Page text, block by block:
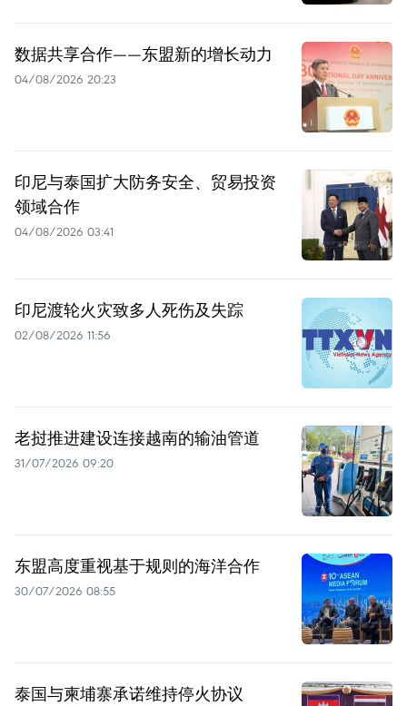
数据共享合作——东盟新的增长动力
04/08/2026 20:23
印尼与泰国扩大防务安全、贸易投资
领域合作
04/08/2026 03:41
印尼渡轮火灾致多人死伤及失踪
02/08/2026 11:56
老挝推进建设连接越南的输油管道
31/07/2026 09:20
东盟高度重视基于规则的海洋合作
30/07/2026 08:55
泰国与柬埔寨承诺维持停火协议